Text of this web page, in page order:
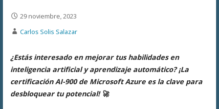
29 noviembre, 2023
Carlos Solis Salazar
¿Estás interesado en mejorar tus habilidades en
inteligencia artificial y aprendizaje automático? ¡La
certificación AI-900 de Microsoft Azure es la clave para
desbloquear tu potencial! 🚀